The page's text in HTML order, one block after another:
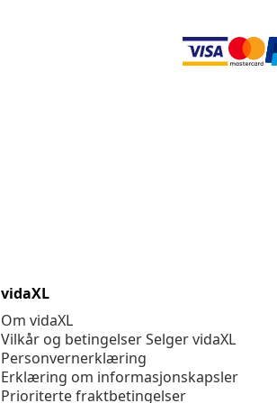
vidaXL
Om vidaXL
Vilkår og betingelser Selger vidaXL
Personvernerklæring
Erklæring om informasjonskapsler
Prioriterte fraktbetingelser